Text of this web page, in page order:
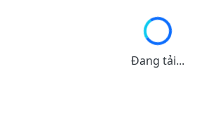
Đang tải...